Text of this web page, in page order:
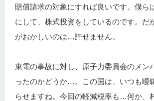
賠償請求の対象にすれば良いです。僕ら
にして、株式投資をしているのです。だ
がおかしいのは…許せません。
東電の事故に対し、原子力委員会のメン
ったのかどうか…。この国は、いつも曖
らせますね。今回の軽減税率も…何か、